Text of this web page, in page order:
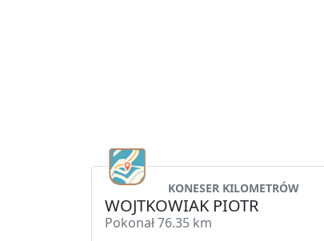
KONESER KILOMETRÓW
WOJTKOWIAK PIOTR
Pokonał 76.35 km